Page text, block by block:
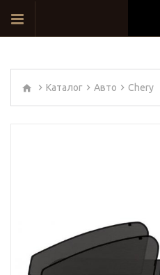
Каталог Авто Chery